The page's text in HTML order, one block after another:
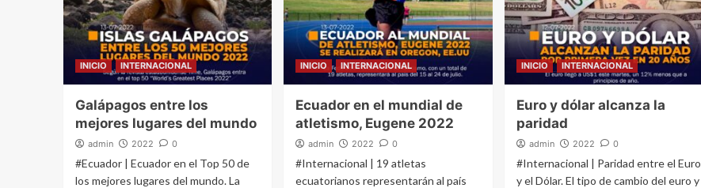
INICIO INTERNACIONAL
Galápagos entre los
mejores lugares del mundo
admin 2022 0
#Ecuador | Ecuador en el Top 50 de
los mejores lugares del mundo. La
INICIO INTERNACIONAL
Ecuador en el mundial de
atletismo, Eugene 2022
admin 2022 0
#Internacional | 19 atletas
ecuatorianos representarán al país
INICIO INTERNACIONAL
Euro y dólar alcanza la
paridad
admin 2022 0
#Internacional | Paridad entre el Euro
y el Dólar. El tipo de cambio del euro y